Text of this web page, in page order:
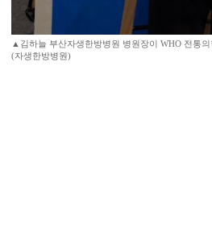
▲김하늘 부산자생한방병원 병원장이 WHO 전통
(자생한방병원)